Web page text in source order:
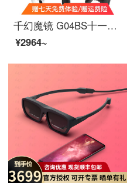
千幻魔镜 G04BS十一代vr眼镜智能蓝牙链接 3D眼镜手机VR游戏机 游戏版【八层纳米蓝光+手柄+游戏手柄+AR枪
¥2964~